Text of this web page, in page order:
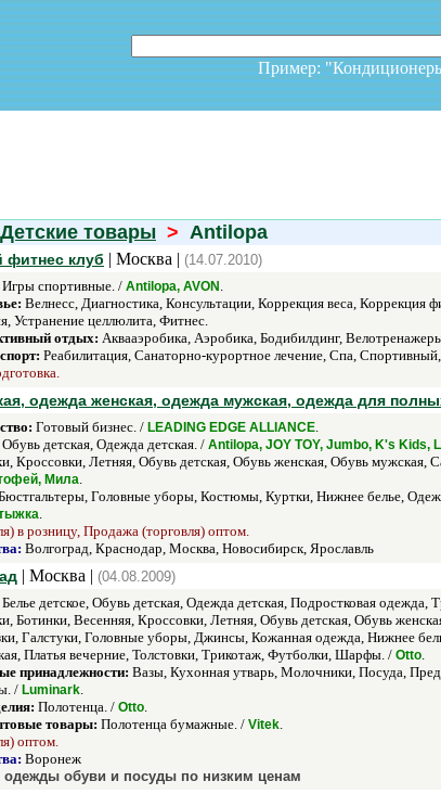
Пример:
Детские товары > Antilopa
фитнес клуб | Москва | (14.07.2010)
Игры спортивные. / Antilopa, AVON .
Велнесс, Диагностика, Консультации, Коррекция веса,
Устранение целлюлита, Фитнес.
отдых: Аквааэробика, Аэробика, Бодибилдинг,
Реабилитация, Санаторно-курортное лечение, Спа,
одежда женская, одежда мужская, одежда для
Готовый бизнес. / LEADING EDGE ALLIANCE.
Обувь детская, Одежда детская. / Antilopa, JOY TOY, Jumbo, K's
Кроссовки, Летняя, Обувь детская, Обувь женская, Обувь мужская,
Мила.
Головные уборы, Костюмы, Куртки, Нижнее белье,
.
в розницу, Продажа (торговля) оптом.
Волгоград, Краснодар, Москва, Новосибирск, Ярославль
| Москва | (04.08.2009)
Белье детское, Обувь детская, Одежда детская, Подростковая одежда,
Ботинки, Весенняя, Кроссовки, Летняя, Обувь детская, Обувь
Галстуки, Головные уборы, Джинсы, Кожанная одежда, Нижнее
Платья вечерние, Толстовки, Трикотаж, Футболки, Шарфы. / Otto.
принадлежности: Вазы, Кухонная утварь, Молочники, Посуда,
/ Luminark.
Полотенца. / Otto.
товары: Полотенца бумажные. / Vitek.
оптом.
Воронеж
одежды обуви и посуды по низким ценам